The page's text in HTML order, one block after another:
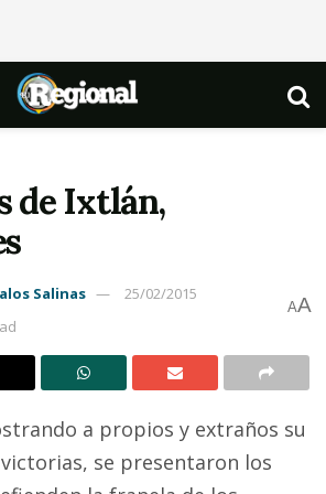
de Ixtlán,
Salinas
25/02/2015
AA
a propios y extraños su
se presentaron los